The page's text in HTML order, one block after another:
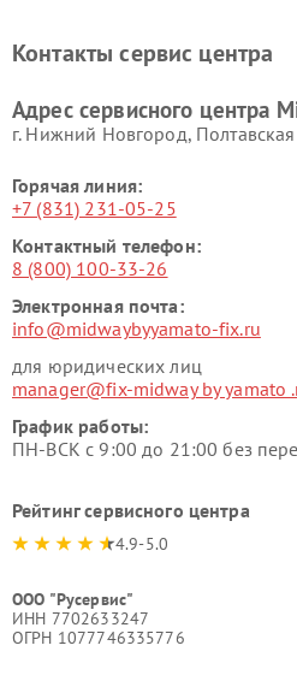
Контакты сервис центра
Адрес сервисного центра
г. Нижний Новгород,
Горячая линия:
+7 (831) 231-05-25
Контактный телефон:
8 (800) 100-33-26
Электронная почта:
info@midwaybyyamato-fix.ru
для юридических лиц
manager@fix-midway by yamato
График работы:
ПН-ВСК с 9:00 до 21:00 без
Рейтинг сервисного центра
4.9-5.0
ООО "Русервис"
ИНН 7702633247
ОГРН 1077746335776